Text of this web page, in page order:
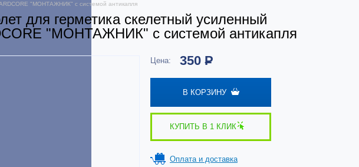
"МОНТАЖНИК" с системой антикапля
для герметика скелетный усиленный
"МОНТАЖНИК" с системой антикапля
Цена: 350 Р
В КОРЗИНУ
КУПИТЬ В 1 КЛИК
Оплата и доставка